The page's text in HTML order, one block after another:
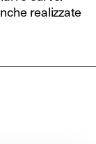
realizzate